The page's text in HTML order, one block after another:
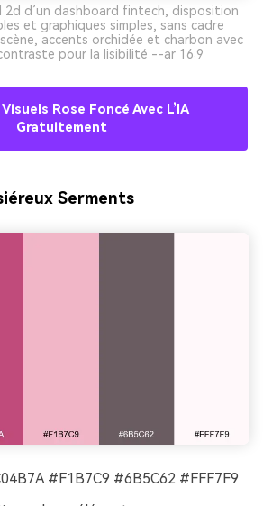
2d d’un dashboard fintech, disposition
et graphiques simples, sans cadre
accents orchidée et charbon avec
pour la lisibilité --ar 16:9
Rose Foncé Avec L’IA
Gratuitement
Serments
#F1B7C9 #6B5C62 #FFF7F9